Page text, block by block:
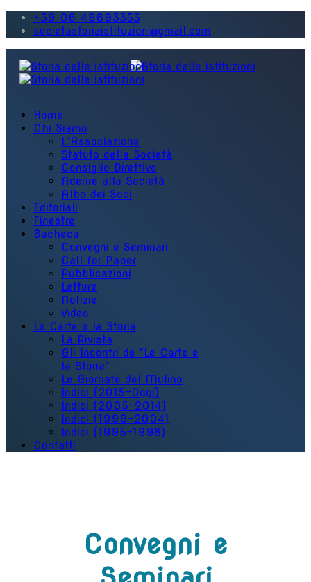
+39 06 49693353
societastoriaistituzioni@gmail.com
Home
Chi Siamo
L'Associazione
Statuto della Società
Consiglio Direttivo
Aderire alla Società
Albo dei Soci
Editoriali
Finestre
Bacheca
Convegni e Seminari
Call for Paper
Pubblicazioni
Letture
Notizie
Video
Le Carte e la Storia
La Rivista
Gli Incontri de "Le Carte e
la Storia"
Le Giornate del Mulino
Indici (2015-Oggi)
Indici (2005-2014)
Indici (1999-2004)
Indici (1995-1998)
Contatti
Convegni e